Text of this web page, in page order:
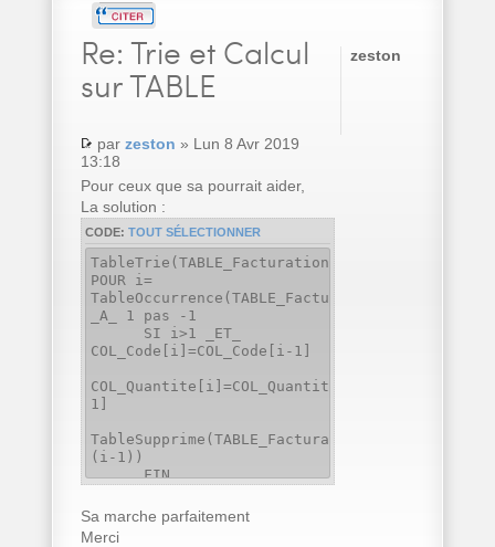
Re: Trie et Calcul
sur TABLE
par zeston » Lun 8 Avr 2019
13:18
Pour ceux que sa pourrait aider,
La solution :
CODE: TOUT SÉLECTIONNER
TableTrie(TABLE_Facturation,COL_Code..Nom)
POUR i=
TableOccurrence(TABLE_Facturation)
_A_ 1 pas -1
SI i>1 _ET_
COL_Code[i]=COL_Code[i-1]
1]
TableSupprime(TABLE_Facturation,
(i-1))
FIN
Sa marche parfaitement
Merci
zeston